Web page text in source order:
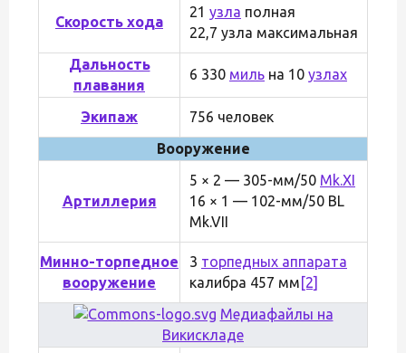
Скорость хода
21 узла полная
22,7 узла максимальная
Дальность
плавания
6 330 миль на 10 узлах
Экипаж
756 человек
Вооружение
Артиллерия
5 × 2 — 305-мм/50 Mk.XI
16 × 1 — 102-мм/50 BL
Mk.VII
Минно-торпедное
вооружение
3 торпедных аппарата
калибра 457 мм [2]
Медиафайлы на
Викискладе